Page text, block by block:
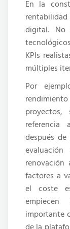
En la
digital. No
KPIs
múltiples
Por
referencia
después
factores a
el coste
importante